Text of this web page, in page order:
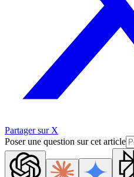
Partager sur X
Poser une question sur cet article